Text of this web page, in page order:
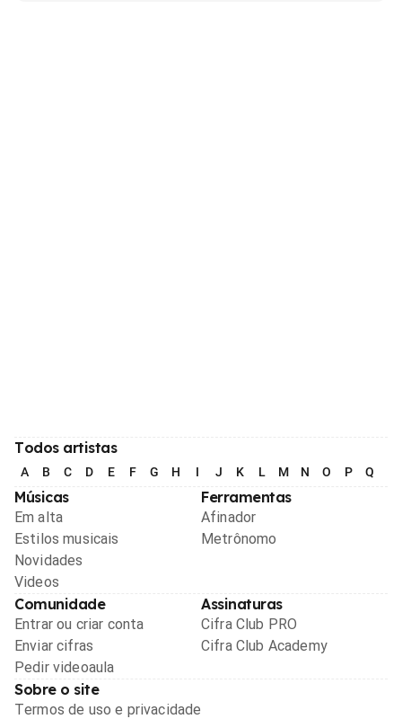
Todos artistas
A B C D E F G H I J K L M N O P Q
Músicas
Em alta
Estilos musicais
Novidades
Videos
Ferramentas
Afinador
Metrônomo
Comunidade
Entrar ou criar conta
Enviar cifras
Pedir videoaula
Assinaturas
Cifra Club PRO
Cifra Club Academy
Sobre o site
Termos de uso e privacidade